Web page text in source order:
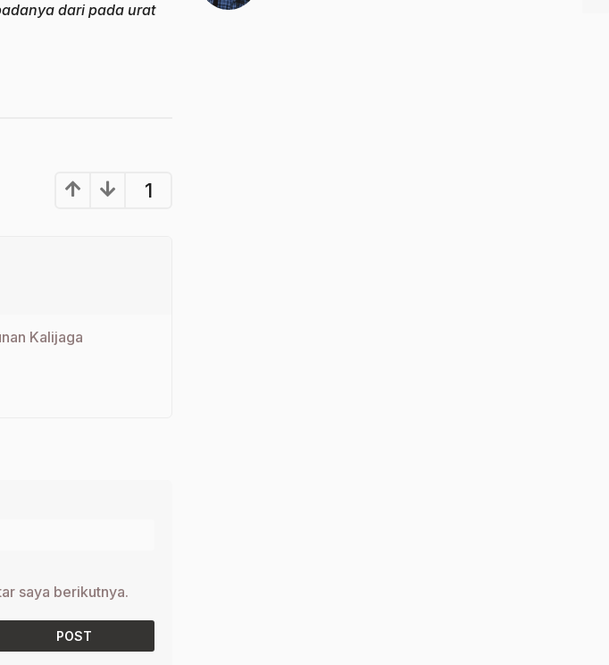
dari pada urat
1
Kalijaga
saya berikutnya.